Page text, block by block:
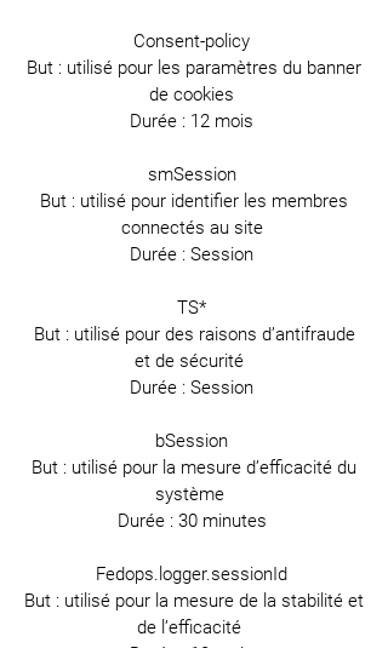
Consent-policy
But : utilisé pour les paramètres du banner
de cookies
Durée : 12 mois
smSession
But : utilisé pour identifier les membres
connectés au site
Durée : Session
TS*
But : utilisé pour des raisons d’antifraude
et de sécurité
Durée : Session
bSession
But : utilisé pour la mesure d’efficacité du
système
Durée : 30 minutes
Fedops.logger.sessionId
But : utilisé pour la mesure de la stabilité et
de l’efficacité